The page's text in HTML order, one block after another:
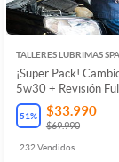
TALLERES LUBRIMAS SPA
¡Super Pack!
5w30 + Revisión Full
51% $33.990
$69.990
232 Vendidos